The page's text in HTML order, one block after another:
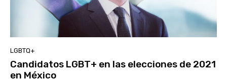
LGBTQ+
Candidatos LGBT+ en las elecciones de 2021
en México